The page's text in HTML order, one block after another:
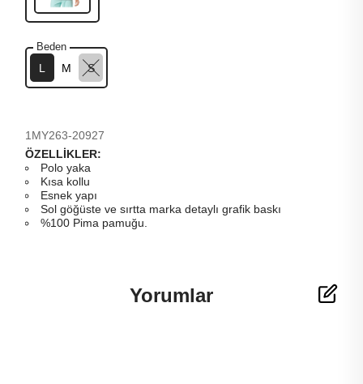
Beden
L M S
1MY263-20927
ÖZELLİKLER:
Polo yaka
Kısa kollu
Esnek yapı
Sol göğüste ve sırtta marka detaylı grafik baskı
%100 Pima pamuğu.
Yorumlar